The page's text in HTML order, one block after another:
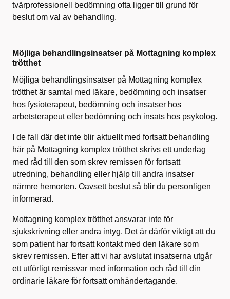
tvärprofessionell bedömning ofta ligger till grund för
beslut om val av behandling.
Möjliga behandlingsinsatser på Mottagning komplex
trötthet
Möjliga behandlingsinsatser på Mottagning komplex
trötthet är samtal med läkare, bedömning och insatser
hos fysioterapeut, bedömning och insatser hos
arbetsterapeut eller bedömning och insats hos psykolog.
I de fall där det inte blir aktuellt med fortsatt behandling
här på Mottagning komplex trötthet skrivs ett underlag
med råd till den som skrev remissen för fortsatt
utredning, behandling eller hjälp till andra insatser
närmre hemorten. Oavsett beslut så blir du personligen
informerad.
Mottagning komplex trötthet ansvarar inte för
sjukskrivning eller andra intyg. Det är därför viktigt att du
som patient har fortsatt kontakt med den läkare som
skrev remissen. Efter att vi har avslutat insatserna utgår
ett utförligt remissvar med information och råd till din
ordinarie läkare för fortsatt omhändertagande.